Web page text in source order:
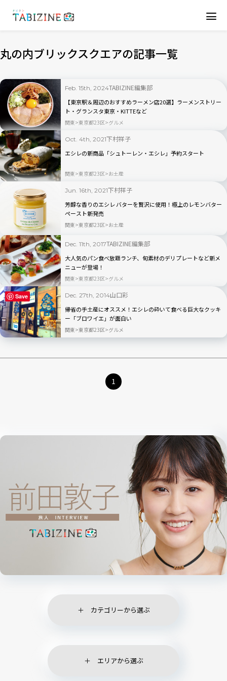
丸の内ブリックスクエアの記事一覧
Feb. 15th, 2024TABIZINE編集部
【東京駅＆周辺のおすすめラーメン店20選】ラーメンストリー
ト・グランスタ東京・KITTEなど
関東 東京都23区 グルメ
Oct. 4th, 2021下村祥子
エシレの新商品「シュトーレン・エシレ」予約スタート
関東 東京都23区 お土産
Jun. 16th, 2021下村祥子
芳醇な香りのエシレ バターを贅沢に使用！極上のレモンバター
ペースト新発売
関東 東京都23区 お土産
Dec. 11th, 2017TABIZINE編集部
大人気のパン食べ放題ランチ、旬素材のデリプレートなど新メ
ニューが登場！
関東 東京都23区 グルメ
Dec. 27th, 2014山口彩
帰省の手土産にオススメ！エシレの砕いて食べる巨大なクッキ
ー「ブロワイエ」が面白い
関東 東京都23区 グルメ
1
カテゴリーから選ぶ
エリアから選ぶ
Save